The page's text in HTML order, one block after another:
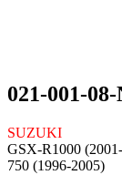
021-001-
SUZUKI
GSX-R1000
750 (1996-2005)